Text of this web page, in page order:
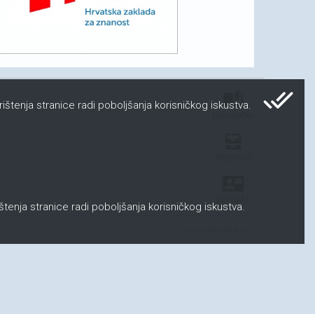
auto_stories done_all
stranice radi poboljšanja korisničkog iskustva.
stranice radi poboljšanja korisničkog iskustva.